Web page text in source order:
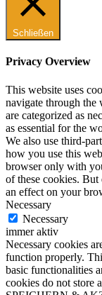
Schließen
Privacy Overview
This website uses
navigate through the
are categorized as
as essential for the
We also use third-
how you use this
browser only with
of these cookies.
an effect on your
Necessary
Necessary
immer aktiv
Necessary cookies
function properly.
basic functionalities
cookies do not store